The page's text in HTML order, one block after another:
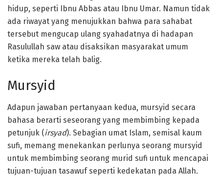
hidup, seperti Ibnu Abbas atau Ibnu Umar. Namun tidak
ada riwayat yang menujukkan bahwa para sahabat
tersebut mengucap ulang syahadatnya di hadapan
Rasulullah saw atau disaksikan masyarakat umum
ketika mereka telah balig.
Mursyid
Adapun jawaban pertanyaan kedua, mursyid secara
bahasa berarti seseorang yang membimbing kepada
petunjuk (irsyad). Sebagian umat Islam, semisal kaum
sufi, memang menekankan perlunya seorang mursyid
untuk membimbing seorang murid sufi untuk mencapai
tujuan-tujuan tasawuf seperti kedekatan pada Allah.